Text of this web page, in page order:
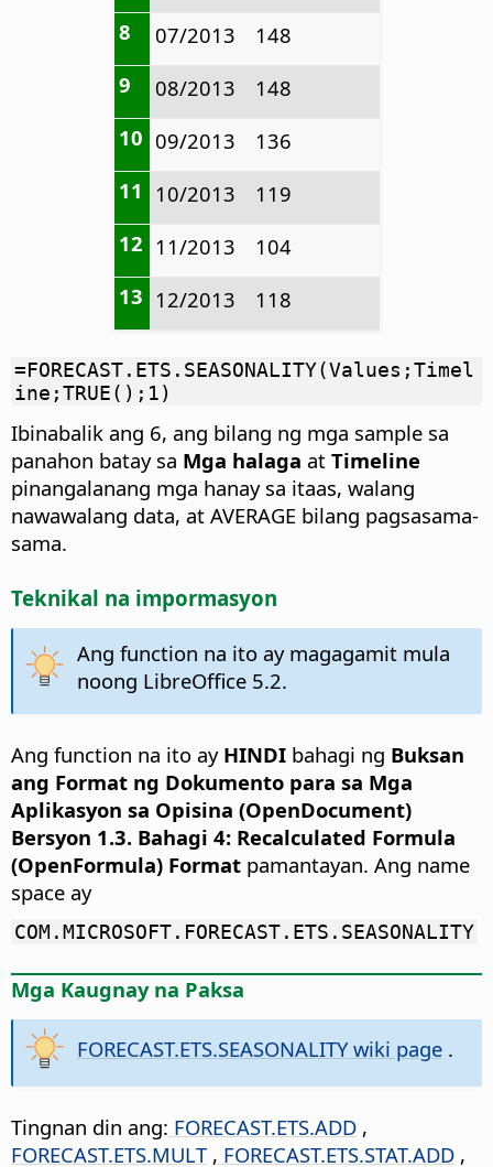
8
07/2013
148
9
08/2013
148
10 09/2013
136
11 10/2013
119
12 11/2013
104
13 12/2013 118
=FORECAST.ETS.SEASONALITY(Values;Timel
ine;TRUE();1)
Ibinabalik ang 6, ang bilang ng mga sample sa
panahon batay sa Mga halaga at Timeline
pinangalanang mga hanay sa itaas, walang
nawawalang data, at AVERAGE bilang pagsasama-
sama.
Teknikal na impormasyon
Ang function na ito ay magagamit mula
noong LibreOffice 5.2.
Ang function na ito ayHINDI bahagi ng Buksan
ang Format ng Dokumento para sa Mga
Aplikasyon sa Opisina (OpenDocument)
Bersyon 1.3. Bahagi 4: Recalculated Formula
(OpenFormula) Format pamantayan. Ang name
space ay
COM.MICROSOFT.FORECAST.ETS.SEASONALITY
Mga Kaugnay na Paksa
FORECAST.ETS.SEASONALITY wiki page.
Tingnan din ang: FORECAST.ETS.ADD ,
FORECAST.ETS.MULT , FORECAST.ETS.STAT.ADD ,